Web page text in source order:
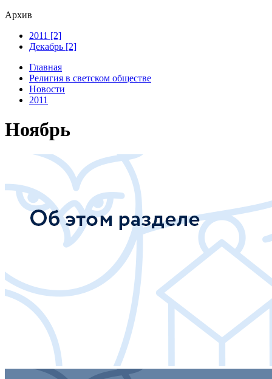
Архив
2011 [2]
Декабрь [2]
Главная
Религия в светском обществе
Новости
2011
Ноябрь